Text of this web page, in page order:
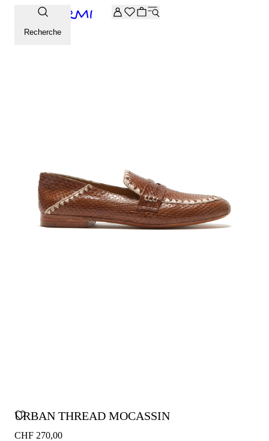
-20% supplémentaires sur la sélection Archive. Saisissez le
Recherche
URBAN THREAD MOCASSIN
CHF 270,00